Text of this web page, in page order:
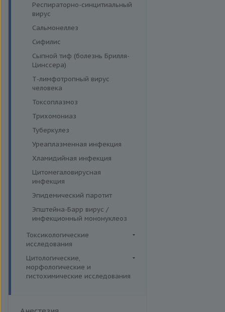
Респираторно-синцитиальный
вирус
Сальмонеллез
Сифилис
Сыпной тиф (болезнь Брилля-
Цинссера)
Т-лимфотропный вирус
человека
Токсоплазмоз
Трихомониаз
Туберкулез
Уреаплазменная инфекция
Хламидийная инфекция
Цитомегаловирусная
инфекция
Эпидемический паротит
Эпштейна-Барр вирус /
инфекционный мононуклеоз
Токсикологические
исследования
Комплексные исследования
Вирусные гепатиты
Ежегодные обследования
Интимное здоровье
Лекарственный мониторинг
Цитологические,
морфологические и
гистохимические исследования